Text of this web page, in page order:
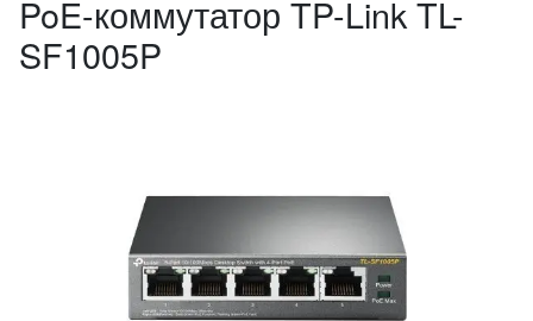
PoE-коммутатор TP-Link TL-
SF1005P